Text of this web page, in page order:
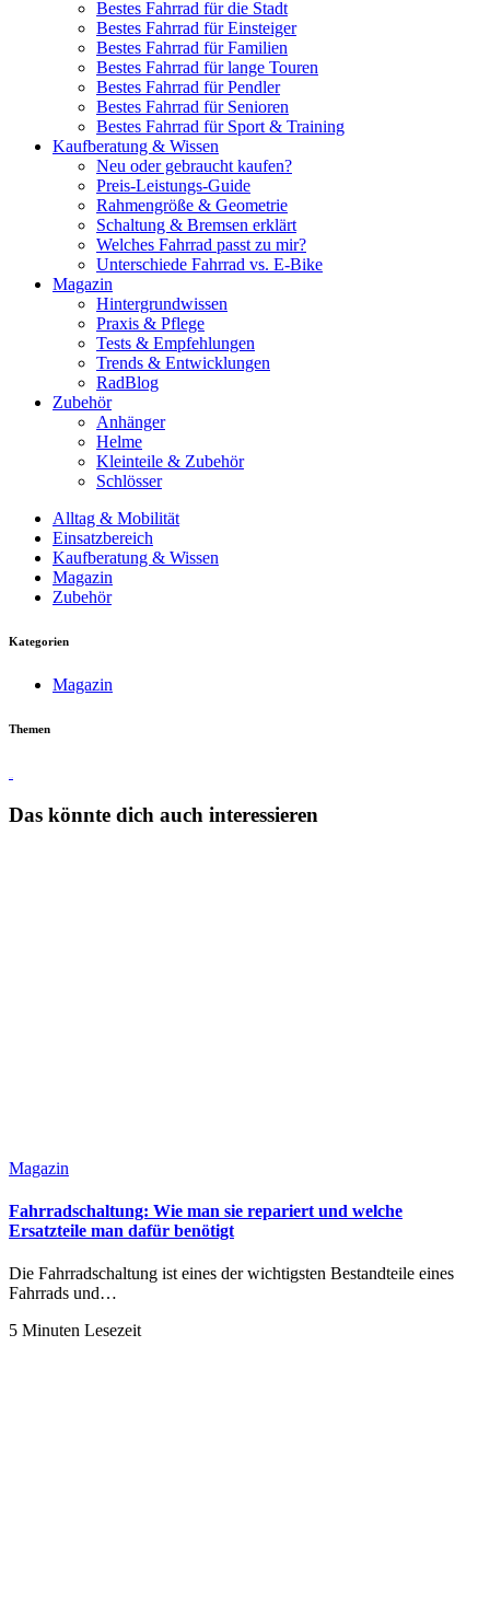
Bestes Fahrrad für die Stadt
Bestes Fahrrad für Einsteiger
Bestes Fahrrad für Familien
Bestes Fahrrad für lange Touren
Bestes Fahrrad für Pendler
Bestes Fahrrad für Senioren
Bestes Fahrrad für Sport & Training
Kaufberatung & Wissen
Neu oder gebraucht kaufen?
Preis-Leistungs-Guide
Rahmengröße & Geometrie
Schaltung & Bremsen erklärt
Welches Fahrrad passt zu mir?
Unterschiede Fahrrad vs. E-Bike
Magazin
Hintergrundwissen
Praxis & Pflege
Tests & Empfehlungen
Trends & Entwicklungen
RadBlog
Zubehör
Anhänger
Helme
Kleinteile & Zubehör
Schlösser
Alltag & Mobilität
Einsatzbereich
Kaufberatung & Wissen
Magazin
Zubehör
Kategorien
Magazin
Themen
Das könnte dich auch interessieren
Magazin
Fahrradschaltung: Wie man sie repariert und welche
Ersatzteile man dafür benötigt
Die Fahrradschaltung ist eines der wichtigsten Bestandteile eines
Fahrrads und…
5 Minuten Lesezeit